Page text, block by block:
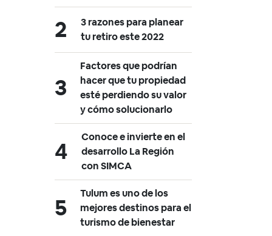
3 razones para planear
tu retiro este 2022
Factores que podrían
hacer que tu propiedad
esté perdiendo su valor
y cómo solucionarlo
Conoce e invierte en el
desarrollo La Región
con SIMCA
Tulum es uno de los
mejores destinos para el
turismo de bienestar